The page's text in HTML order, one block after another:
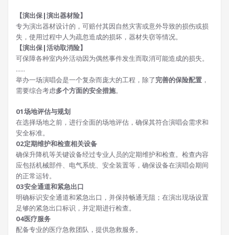
【演出保|演出器材险】
专为演出器材设计的，可赔付其因自然灾害或意外导致的损伤或损
失，使用过程中人为疏忽造成的损坏，器材失窃等情况。
【演出保|活动取消险】
可保障各种室内外活动因为偶然事件发生而取消可能造成的损失。
......
举办一场演唱会是一个复杂而庞大的工程，除了完善的保险配置 ，
需要综合考虑多个方面的安全措施。
01场地评估与规划
在选择场地之前，进行全面的场地评估，确保其符合演唱会需求和
安全标准。
02定期维护和检查相关设备
确保升降机等关键设备经过专业人员的定期维护和检查。检查内容
应包括机械部件、电气系统、安全装置等，确保设备在演唱会期间
的正常运转。
03安全通道和紧急出口
明确标识安全通道和紧急出口，并保持畅通无阻；在演出现场设置
足够的紧急出口标识，并定期进行检查。
04医疗服务
配备专业的医疗急救团队，提供急救服务。